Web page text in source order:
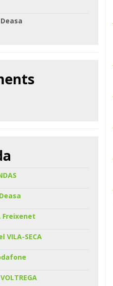
Deasa
Freixenet
VILA-SECA